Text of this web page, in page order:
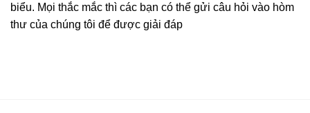
biểu. Mọi thắc mắc thì các bạn có thể gửi câu hỏi vào hòm
thư của chúng tôi để được giải đáp